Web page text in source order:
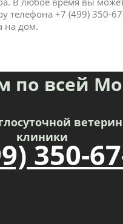
телефона +7 (499) 350-
на дом.
по всей
клиники
350-